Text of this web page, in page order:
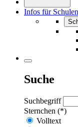
Infos für
Suche
Suchbegriff
Sternchen (*)
Volltext